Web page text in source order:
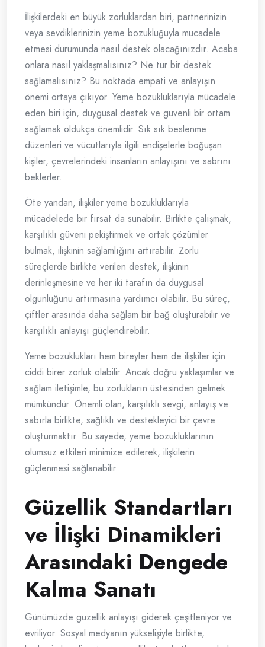
İlişkilerdeki en büyük zorluklardan biri, partnerinizin
veya sevdiklerinizin yeme bozukluğuyla mücadele
etmesi durumunda nasıl destek olacağınızdır. Acaba
onlara nasıl yaklaşmalısınız? Ne tür bir destek
sağlamalısınız? Bu noktada empati ve anlayışın
önemi ortaya çıkıyor. Yeme bozukluklarıyla mücadele
eden biri için, duygusal destek ve güvenli bir ortam
sağlamak oldukça önemlidir. Sık sık beslenme
düzenleri ve vücutlarıyla ilgili endişelerle boğuşan
kişiler, çevrelerindeki insanların anlayışını ve sabrını
beklerler.
Öte yandan, ilişkiler yeme bozukluklarıyla
mücadelede bir fırsat da sunabilir. Birlikte çalışmak,
karşılıklı güveni pekiştirmek ve ortak çözümler
bulmak, ilişkinin sağlamlığını artırabilir. Zorlu
süreçlerde birlikte verilen destek, ilişkinin
derinleşmesine ve her iki tarafın da duygusal
olgunluğunu artırmasına yardımcı olabilir. Bu süreç,
çiftler arasında daha sağlam bir bağ oluşturabilir ve
karşılıklı anlayışı güçlendirebilir.
Yeme bozuklukları hem bireyler hem de ilişkiler için
ciddi birer zorluk olabilir. Ancak doğru yaklaşımlar ve
sağlam iletişimle, bu zorlukların üstesinden gelmek
mümkündür. Önemli olan, karşılıklı sevgi, anlayış ve
sabırla birlikte, sağlıklı ve destekleyici bir çevre
oluşturmaktır. Bu sayede, yeme bozukluklarının
olumsuz etkileri minimize edilerek, ilişkilerin
güçlenmesi sağlanabilir.
Güzellik Standartları
ve İlişki Dinamikleri
Arasındaki Dengede
Kalma Sanatı
Günümüzde güzellik anlayışı giderek çeşitleniyor ve
evriliyor. Sosyal medyanın yükselişiyle birlikte,